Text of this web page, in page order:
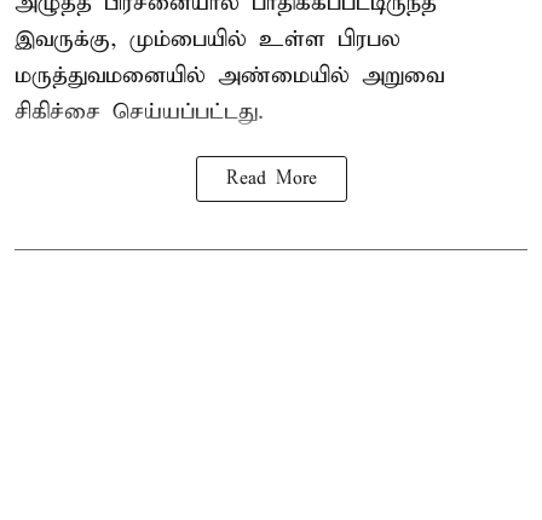
இவருக்கு, மும்பையில் உள்ள பிரபல
மருத்துவமனையில் அண்மையில் அறுவை
சிகிச்சை செய்யப்பட்டது.
Read More